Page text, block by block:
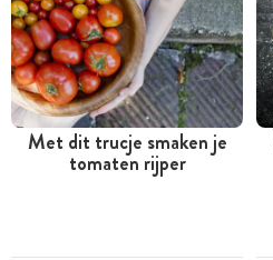
Met dit trucje smaken je
tomaten rijper